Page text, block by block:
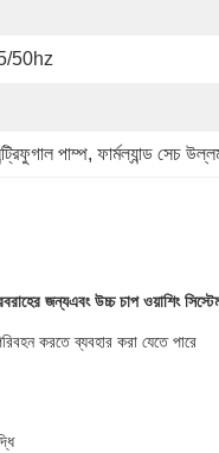
50hz
পাম্প, ফার্মল্যান্ড সেচ
জন্যএবং উচ্চ চাপ ওয়াশিং
করতে ব্যবহার করা যেতে পারে